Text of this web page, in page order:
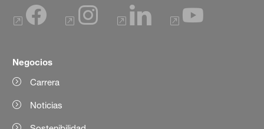
Negocios
Carrera
Noticias